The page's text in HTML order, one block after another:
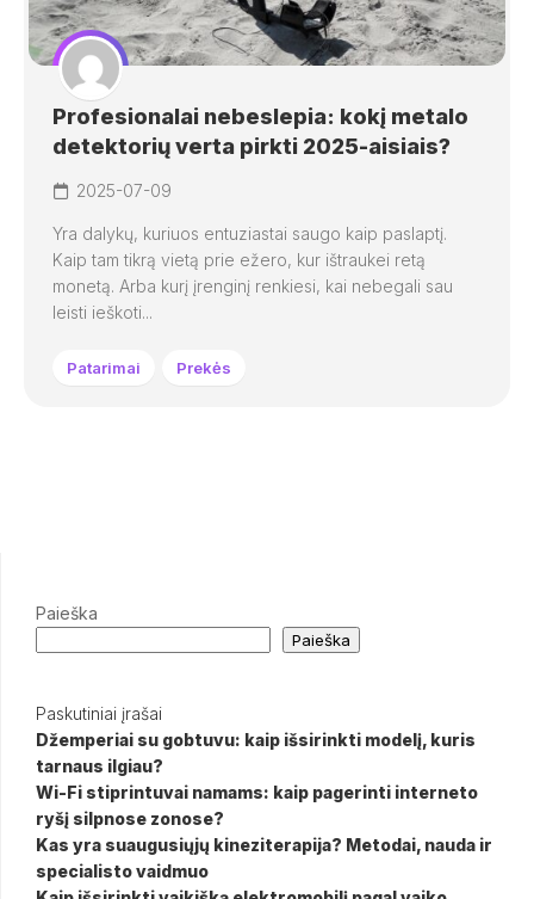
Profesionalai nebeslepia: kokį metalo
detektorių verta pirkti 2025-aisiais?
2025-07-09
Yra dalykų, kuriuos entuziastai saugo kaip paslaptį.
Kaip tam tikrą vietą prie ežero, kur ištraukei retą
monetą. Arba kurį įrenginį renkiesi, kai nebegali sau
leisti ieškoti...
Patarimai Prekės
Paieška
Paieška
Paskutiniai įrašai
Džemperiai su gobtuvu: kaip išsirinkti modelį, kuris
tarnaus ilgiau?
Wi-Fi stiprintuvai namams: kaip pagerinti interneto
ryšį silpnose zonose?
Kas yra suaugusiųjų kineziterapija? Metodai, nauda ir
specialisto vaidmuo